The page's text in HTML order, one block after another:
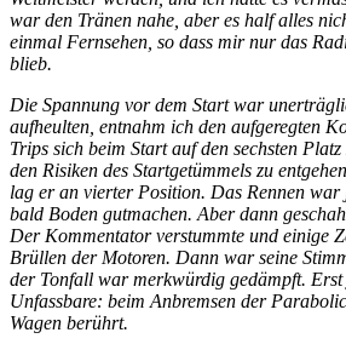
war den Tränen nahe, aber es half alles
einmal Fernsehen, so dass mir nur das
blieb.
Die Spannung vor dem Start war
aufheulten, entnahm ich den aufgeregten
Trips sich beim Start auf den sechsten
den Risiken des Startgetümmels zu
lag er an vierter Position. Das Rennen
bald Boden gutmachen. Aber dann
Der Kommentator verstummte und einige
Brüllen der Motoren. Dann war seine
der Tonfall war merkwürdig gedämpft. Erst
Unfassbare: beim Anbremsen der
Wagen berührt.